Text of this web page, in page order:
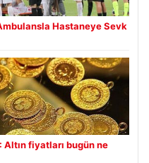
Hastaneye Sevk
Altın fiyatları bugün ne